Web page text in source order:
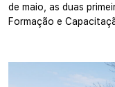
de maio, as duas
Formação e